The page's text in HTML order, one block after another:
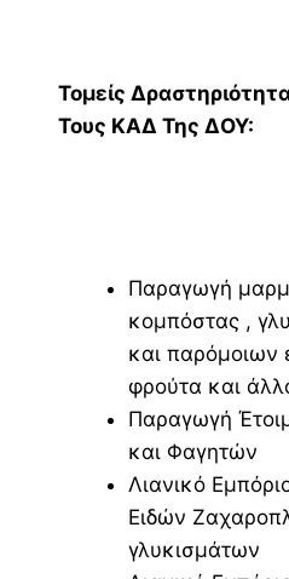
Τομείς
Τους ΚΑΔ Της ΔΟΥ:
Παραγωγή
κομπόστας ,
και παρόμοιων
φρούτα και
Παραγωγή
και Φαγητών
Λιανικό
Ειδών
γλυκισμάτων